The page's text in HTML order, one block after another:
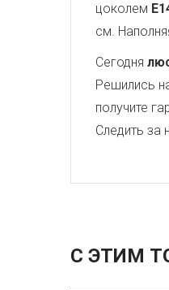
цоколем
см.
Сегодня
Решились
получите
Следить
С ЭТИМ